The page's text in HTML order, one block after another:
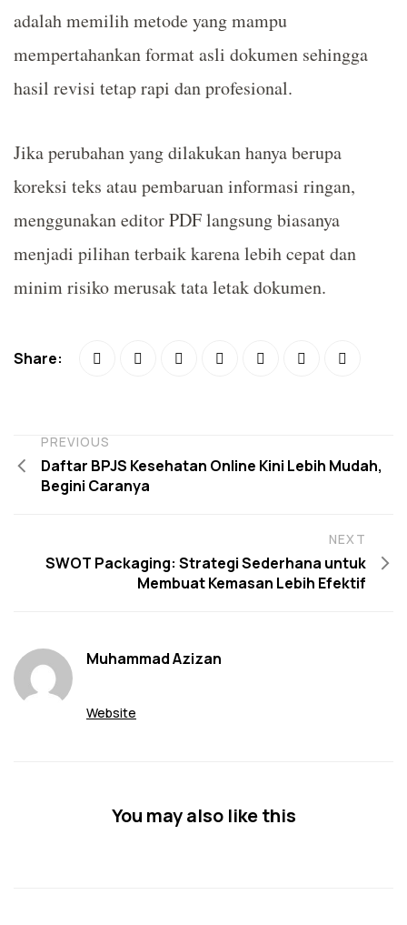
adalah memilih metode yang mampu
mempertahankan format asli dokumen sehingga
hasil revisi tetap rapi dan profesional.
Jika perubahan yang dilakukan hanya berupa
koreksi teks atau pembaruan informasi ringan,
menggunakan editor PDF langsung biasanya
menjadi pilihan terbaik karena lebih cepat dan
minim risiko merusak tata letak dokumen.
Share:
PREVIOUS
Daftar BPJS Kesehatan Online Kini Lebih Mudah,
Begini Caranya
NEXT
SWOT Packaging: Strategi Sederhana untuk
Membuat Kemasan Lebih Efektif
Muhammad Azizan
Website
You may also like this